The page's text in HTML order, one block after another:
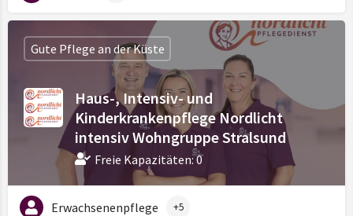
Haus-, Intensiv- und
Kinderkrankenpflege Nordlicht
intensiv Wohngruppe Stralsund
Freie Kapazitäten: 0
Gute Pflege an der Küste
Erwachsenenpflege +5